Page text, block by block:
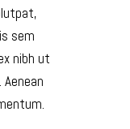
sem
nibh ut